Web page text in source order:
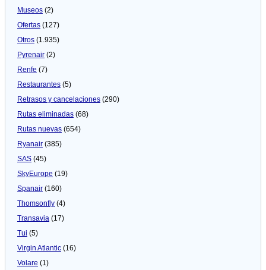
Museos (2)
Ofertas (127)
Otros (1.935)
Pyrenair (2)
Renfe (7)
Restaurantes (5)
Retrasos y cancelaciones (290)
Rutas eliminadas (68)
Rutas nuevas (654)
Ryanair (385)
SAS (45)
SkyEurope (19)
Spanair (160)
Thomsonfly (4)
Transavia (17)
Tui (5)
Virgin Atlantic (16)
Volare (1)